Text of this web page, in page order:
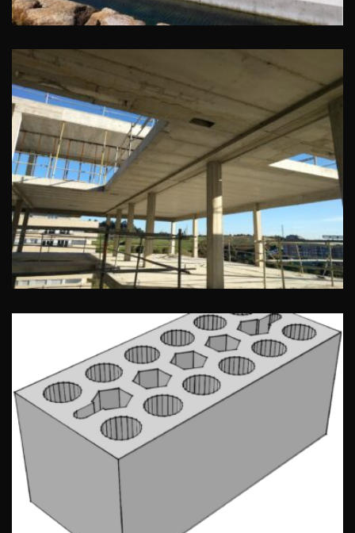
Forjado para la construcción de
viviendas en Euzkadi (Loiola –
Sopelana)
Fabricantes de ladrillos de hormigón
en Vizcaya